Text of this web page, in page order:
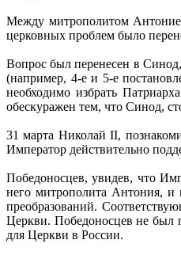
Между митрополитом
церковных проблем было
Вопрос был перенесен в
(например, 4-е и 5-е
необходимо избрать
обескуражен тем, что Синод,
31 марта Николай II,
Император действительно
Победоносцев, увидев, что
него митрополита Антония, и
преобразований.
Церкви. Победоносцев не был
для Церкви в России.